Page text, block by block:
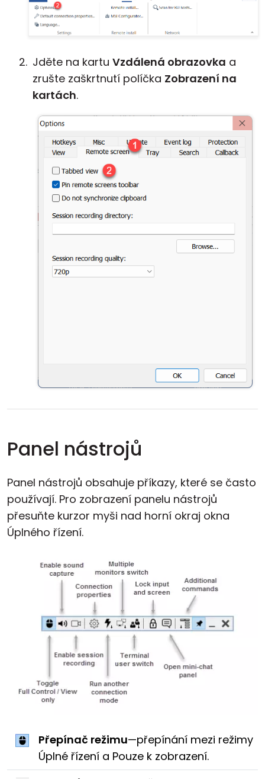
Jděte na kartu Vzdálená obrazovka a
zrušte zaškrtnutí políčka Zobrazení na
kartách.
Panel nástrojů
Panel nástrojů obsahuje příkazy, které se často
používají. Pro zobrazení panelu nástrojů
přesuňte kurzor myši nad horní okraj okna
Úplného řízení.
Přepínač režimu—přepínání mezi režimy
Úplné řízení a Pouze k zobrazení.